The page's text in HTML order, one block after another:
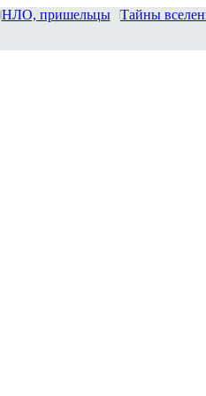
НЛО, пришельцы Тайны